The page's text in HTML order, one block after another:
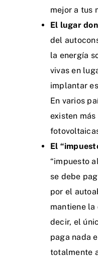
mejor a tus
El lugar
del
la energía
vivas en
implantar
En varios
existen
El
“impuesto
se debe
por el
mantiene la
decir, el
paga nada
totalmente